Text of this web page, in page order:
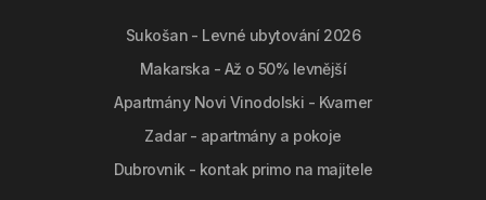
Sukošan - Levné ubytování 2026
Makarska - Až o 50% levnější
Apartmány Novi Vinodolski - Kvarner
Zadar - apartmány a pokoje
Dubrovnik - kontak primo na majitele